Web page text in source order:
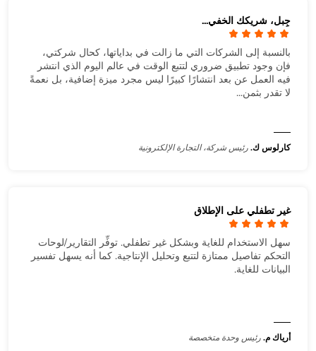
جِبل، شريكك الخفي...
بالنسبة إلى الشركات التي ما زالت في بداياتها، كحال شركتي،
فإن وجود تطبيق ضروري لتتبع الوقت في عالم اليوم الذي انتشر
فيه العمل عن بعد انتشارًا كبيرًا ليس مجرد ميزة إضافية، بل نعمةً
لا تقدر بثمن...
كارلوس ك.رئيس شركة، التجارة الإلكترونية
غير تطفلي على الإطلاق
سهل الاستخدام للغاية وبشكل غير تطفلي. توفِّر التقارير/لوحات
التحكم تفاصيل ممتازة لتتبع وتحليل الإنتاجية. كما أنه يسهل تفسير
البيانات للغاية.
أرياك م.رئيس وحدة متخصصة